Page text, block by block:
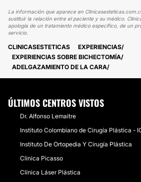
La información que aparece en
sustituir la relación entre el paciente y su médico.
apología de un tratamiento médico específico, de un
servicio.
CLINICASESTETICAS
EXPERIENCIAS
EXPERIENCIAS SOBRE BICHECTOMÍA
ADELGAZAMIENTO DE LA CARA
ÚLTIMOS CENTROS VISTOS
Dr. Alfonso Lemaitre
Instituto Colombiano de Cirugía Plástica -
Instituto De Ortopedia Y Cirugía Plástica
Clínica Picasso
Clínica Láser Plástica